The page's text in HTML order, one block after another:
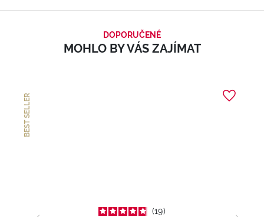
DOPORUČENÉ
MOHLO BY VÁS ZAJÍMAT
BEST SELLER
19